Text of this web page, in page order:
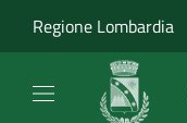
Regione Lombardia